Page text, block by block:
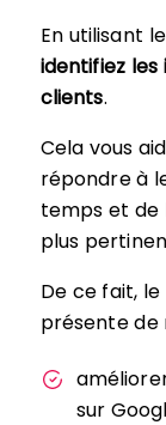
En utilisant
identifiez
clients.
Cela vous
répondre à
temps et de
plus
De ce fait,
présente de
sur